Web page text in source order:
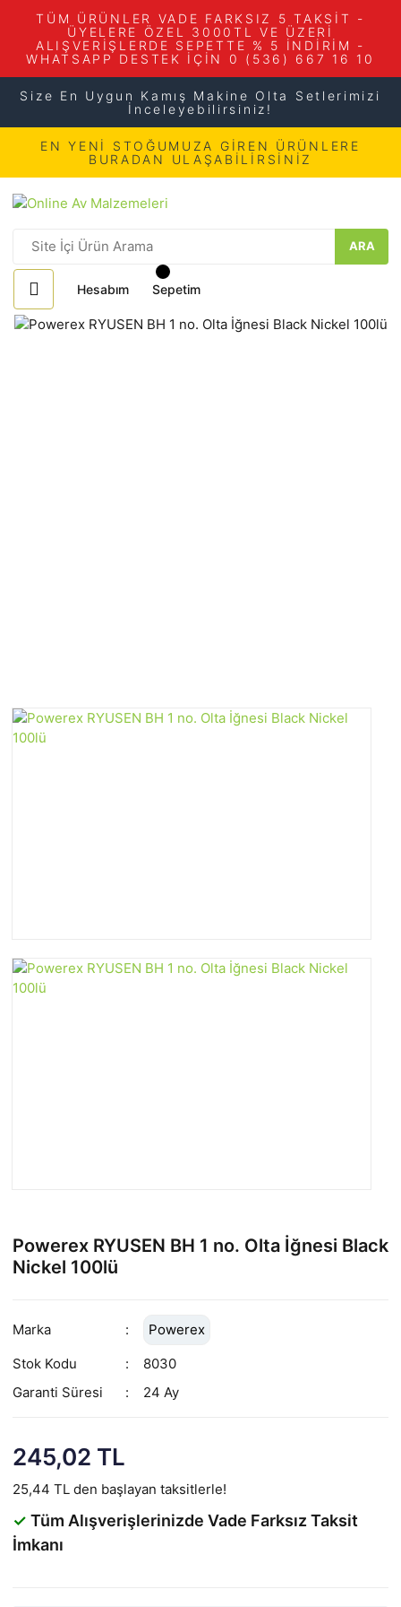
TÜM ÜRÜNLER VADE FARKSIZ 5 TAKSİT -
ÜYELERE ÖZEL 3000TL VE ÜZERİ
ALIŞVERİŞLERDE SEPETTE % 5 İNDİRİM -
WHATSAPP DESTEK İÇİN 0 (536) 667 16 10
Size En Uygun Kamış Makine Olta Setlerimizi
İnceleyebilirsiniz!
EN YENİ STOĞUMUZA GİREN ÜRÜNLERE
BURADAN ULAŞABİLİRSİNİZ
ARA
Hesabım Sepetim
Powerex RYUSEN BH 1 no. Olta İğnesi Black
Nickel 100lü
Marka
Powerex
Stok Kodu
8030
Garanti Süresi
24 Ay
245,02 TL
25,44 TL den başlayan taksitlerle!
✓ Tüm Alışverişlerinizde Vade Farksız Taksit
İmkanı